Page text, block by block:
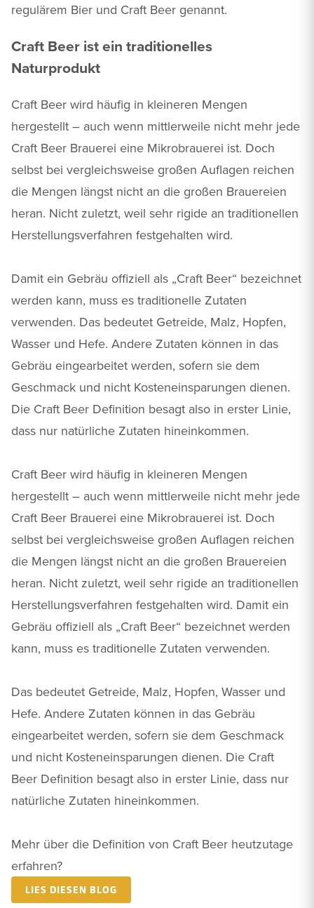
regulärem Bier und Craft Beer genannt.
Craft Beer ist ein traditionelles
Naturprodukt
Craft Beer wird häufig in kleineren Mengen
hergestellt – auch wenn mittlerweile nicht mehr jede
Craft Beer Brauerei eine Mikrobrauerei ist. Doch
selbst bei vergleichsweise großen Auflagen reichen
die Mengen längst nicht an die großen Brauereien
heran. Nicht zuletzt, weil sehr rigide an traditionellen
Herstellungsverfahren festgehalten wird.
Damit ein Gebräu offiziell als „Craft Beer“ bezeichnet
werden kann, muss es traditionelle Zutaten
verwenden. Das bedeutet Getreide, Malz, Hopfen,
Wasser und Hefe. Andere Zutaten können in das
Gebräu eingearbeitet werden, sofern sie dem
Geschmack und nicht Kosteneinsparungen dienen.
Die Craft Beer Definition besagt also in erster Linie,
dass nur natürliche Zutaten hineinkommen.
Craft Beer wird häufig in kleineren Mengen
hergestellt – auch wenn mittlerweile nicht mehr jede
Craft Beer Brauerei eine Mikrobrauerei ist. Doch
selbst bei vergleichsweise großen Auflagen reichen
die Mengen längst nicht an die großen Brauereien
heran. Nicht zuletzt, weil sehr rigide an traditionellen
Herstellungsverfahren festgehalten wird. Damit ein
Gebräu offiziell als „Craft Beer“ bezeichnet werden
kann, muss es traditionelle Zutaten verwenden.
Das bedeutet Getreide, Malz, Hopfen, Wasser und
Hefe. Andere Zutaten können in das Gebräu
eingearbeitet werden, sofern sie dem Geschmack
und nicht Kosteneinsparungen dienen. Die Craft
Beer Definition besagt also in erster Linie, dass nur
natürliche Zutaten hineinkommen.
Mehr über die Definition von Craft Beer heutzutage
erfahren?
LIES DIESEN BLOG